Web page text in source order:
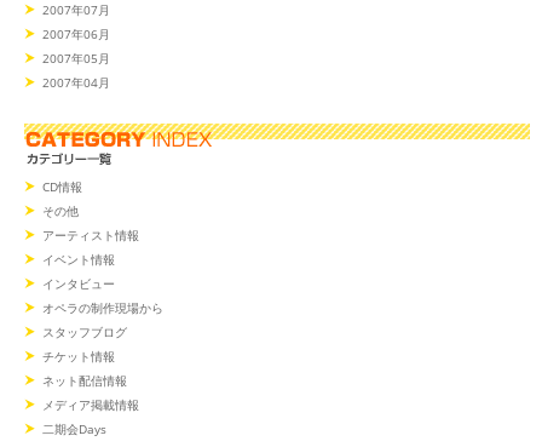
2007年07月
2007年06月
2007年05月
2007年04月
CD情報
その他
アーティスト情報
イベント情報
インタビュー
オペラの制作現場から
スタッフブログ
チケット情報
ネット配信情報
メディア掲載情報
二期会Days